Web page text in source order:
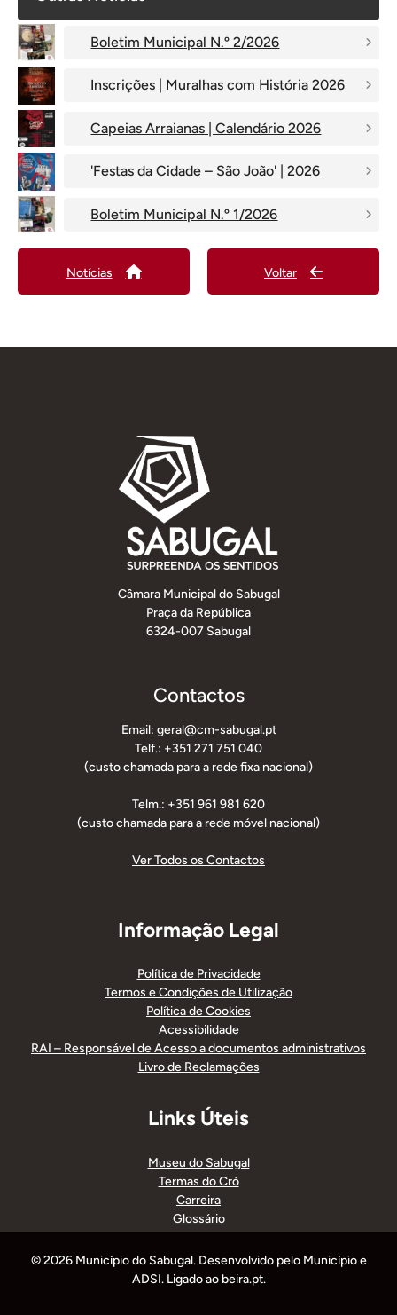
Boletim Municipal N.º 2/2026
Inscrições | Muralhas com História 2026
Capeias Arraianas | Calendário 2026
'Festas da Cidade – São João' | 2026
Boletim Municipal N.º 1/2026
Notícias Voltar
Câmara Municipal do Sabugal
Praça da República
6324-007 Sabugal
Contactos
Email: geral@cm-sabugal.pt
Telf.: +351 271 751 040
(custo chamada para a rede fixa nacional)
Telm.: +351 961 981 620
(custo chamada para a rede móvel nacional)
Ver Todos os Contactos
Informação Legal
Política de Privacidade
Termos e Condições de Utilização
Política de Cookies
Acessibilidade
RAI – Responsável de Acesso a documentos administrativos
Livro de Reclamações
Links Úteis
Museu do Sabugal
Termas do Cró
Carreira
Glossário
© 2026 Município do Sabugal. Desenvolvido pelo Município e
ADSI. Ligado ao beira.pt.